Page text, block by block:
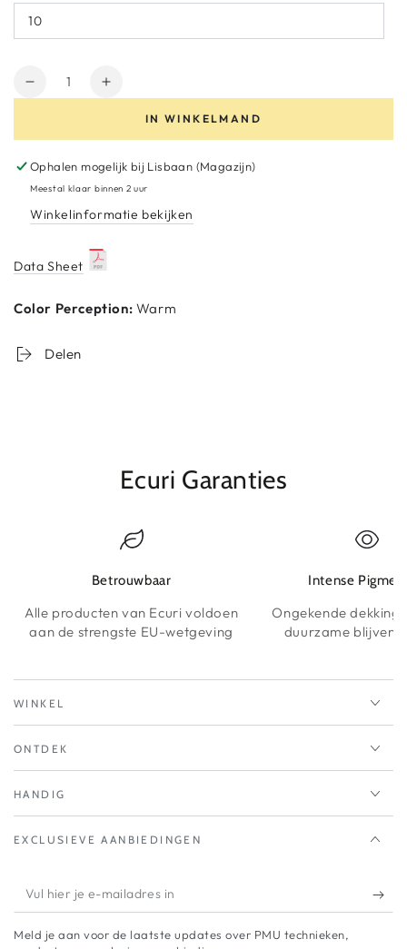
10
Hoeveelheid
Aantal
Ombre
Intenso
Verhoog
aantal
Xtreme
Ombre
IN WINKELMAND
Ophalen mogelijk bij Lisbaan (Magazijn)
Meestal klaar binnen 2 uur
Winkelinformatie bekijken
Data Sheet
Color Perception: Warm
Delen
Ecuri Garanties
Betrouwbaar
Alle producten van Ecuri voldoen
aan de strengste EU-wetgeving
Intense
Ongekende dekking
duurzame
WINKEL
ONTDEK
HANDIG
EXCLUSIEVE AANBIEDINGEN
Vul
hier
Meld je aan voor de laatste updates over PMU technieken,